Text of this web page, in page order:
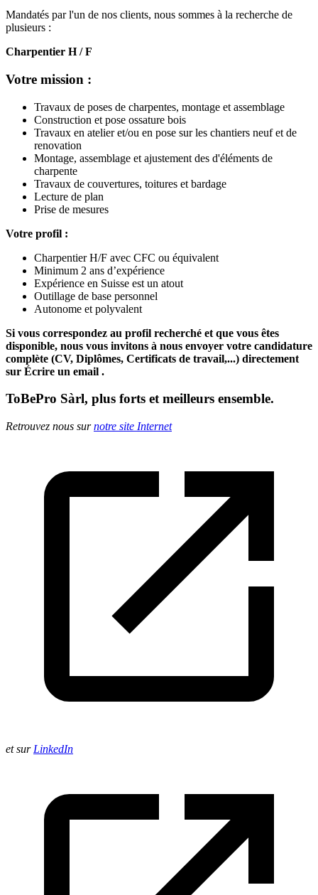
Mandatés par l'un de nos clients, nous sommes à la recherche de
plusieurs :
Charpentier H / F
Votre mission :
Travaux de poses de charpentes, montage et assemblage
Construction et pose ossature bois
Travaux en atelier et/ou en pose sur les chantiers neuf et de
renovation
Montage, assemblage et ajustement des d'éléments de
charpente
Travaux de couvertures, toitures et bardage
Lecture de plan
Prise de mesures
Votre profil :
Charpentier H/F avec CFC ou équivalent
Minimum 2 ans d’expérience
Expérience en Suisse est un atout
Outillage de base personnel
Autonome et polyvalent
Si vous correspondez au profil recherché et que vous êtes
disponible, nous vous invitons à nous envoyer votre candidature
complète (CV, Diplômes, Certificats de travail,...) directement
sur Écrire un email .
ToBePro Sàrl, plus forts et meilleurs ensemble.
Retrouvez nous surnotre site Internet
et sur LinkedIn